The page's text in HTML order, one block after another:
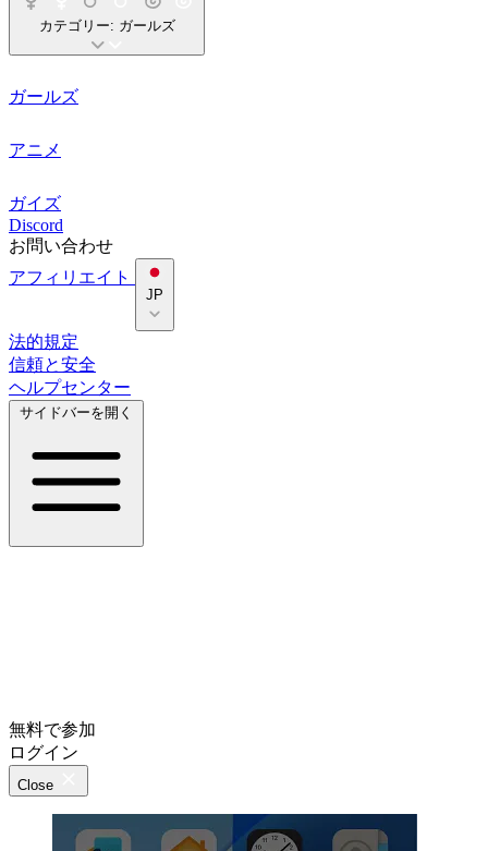
カテゴリー: ガールズ
ガールズ
アニメ
ガイズ
Discord
お問い合わせ
アフィリエイト
JP
法的規定
信頼と安全
ヘルプセンター
サイドバーを開く
無料で参加
ログイン
Close